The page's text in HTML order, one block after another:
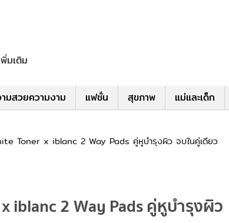
พิ่มเติม
มสวยความงาม แฟชั่น สุขภาพ แม่และเด็ก
Toner x iblanc 2 Way Pads คู่หูบำรุงผิว จบในคู่เดียว
iblanc 2 Way Pads คู่หูบำรุงผิว